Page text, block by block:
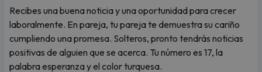
Recibes una buena noticia y una oportunidad para crecer
laboralmente. En pareja, tu pareja te demuestra su cariño
cumpliendo una promesa. Solteros, pronto tendrás noticias
positivas de alguien que se acerca. Tu número es 17, la
palabra esperanza y el color turquesa.